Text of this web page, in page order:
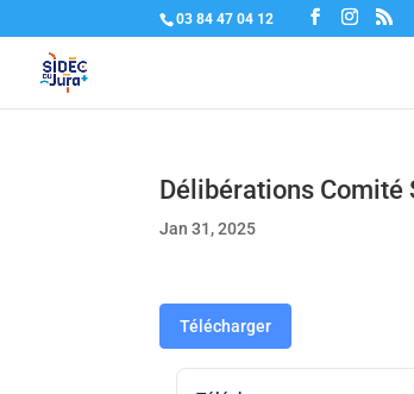
03 84 47 04 12
Délibérations
Jan 31, 2025
Télécharger